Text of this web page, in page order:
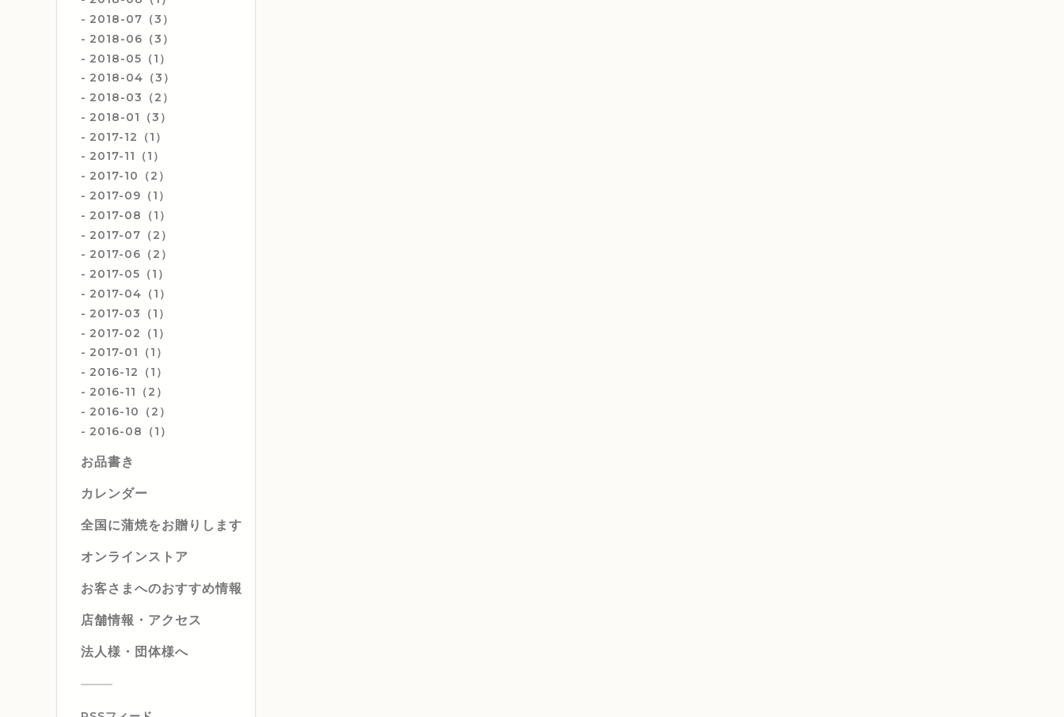
2018-07（3）
2018-06（3）
2018-05（1）
2018-04（3）
2018-03（2）
2018-01（3）
2017-12（1）
2017-11（1）
2017-10（2）
2017-09（1）
2017-08（1）
2017-07（2）
2017-06（2）
2017-05（1）
2017-04（1）
2017-03（1）
2017-02（1）
2017-01（1）
2016-12（1）
2016-11（2）
2016-10（2）
2016-08（1）
お品書き
カレンダー
全国に蒲焼をお贈りします
オンラインストア
お客さまへのおすすめ情報
店舗情報・アクセス
法人様・団体様へ